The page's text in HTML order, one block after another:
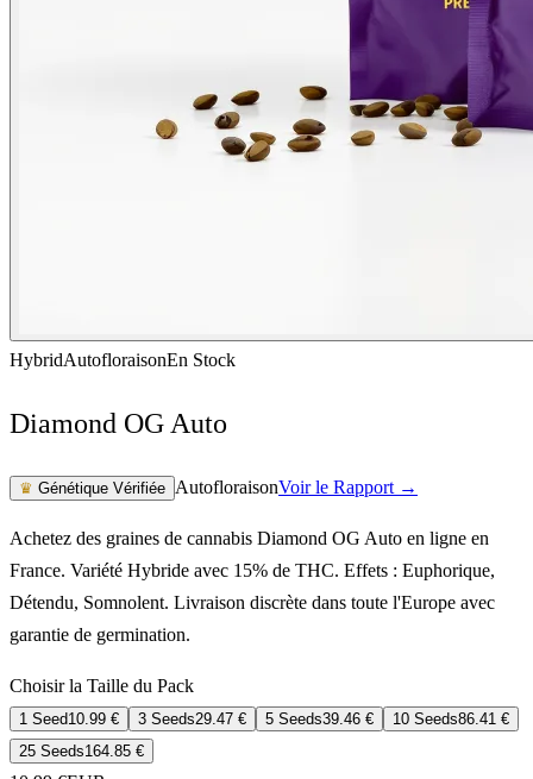
HybridAutofloraisonEn Stock
Diamond OG Auto
♛ Génétique Vérifiée AutofloraisonVoir le Rapport →
Achetez des graines de cannabis Diamond OG Auto en ligne en
France. Variété Hybride avec 15% de THC. Effets : Euphorique,
Détendu, Somnolent. Livraison discrète dans toute l'Europe avec
garantie de germination.
Choisir la Taille du Pack
1 Seed10.99 € 3 Seeds29.47 € 5 Seeds39.46 € 10 Seeds86.41 €
25 Seeds164.85 €